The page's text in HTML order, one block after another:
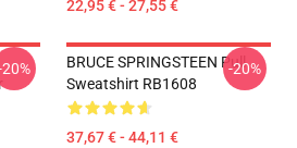
22,95 € - 27,55 €
BRUCE SPRINGSTEEN Pull
Sweatshirt RB1608
37,67 € - 44,11 €
-20%